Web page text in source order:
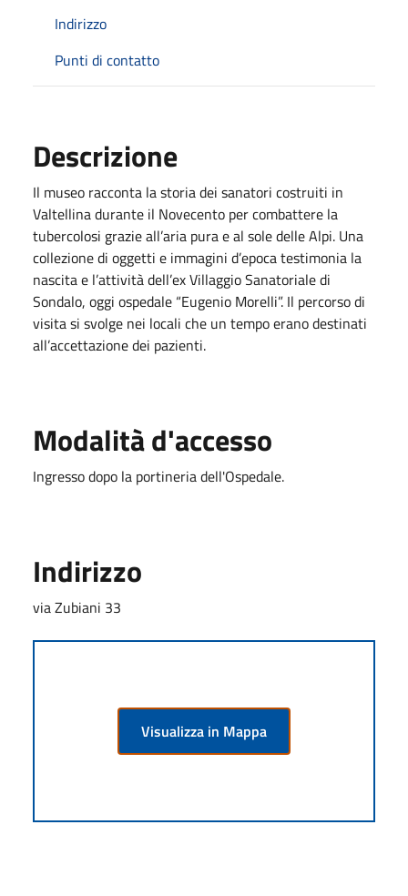
Indirizzo
Punti di contatto
Descrizione
Il museo racconta la storia dei sanatori costruiti in
Valtellina durante il Novecento per combattere la
tubercolosi grazie all’aria pura e al sole delle Alpi. Una
collezione di oggetti e immagini d’epoca testimonia la
nascita e l’attività dell’ex Villaggio Sanatoriale di
Sondalo, oggi ospedale “Eugenio Morelli”. Il percorso di
visita si svolge nei locali che un tempo erano destinati
all’accettazione dei pazienti.
Modalità d'accesso
Ingresso dopo la portineria dell'Ospedale.
Indirizzo
via Zubiani 33
Visualizza in Mappa